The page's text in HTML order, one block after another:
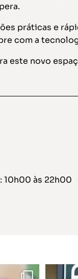
práticas e
com a
este novo
10h00 às 22h00